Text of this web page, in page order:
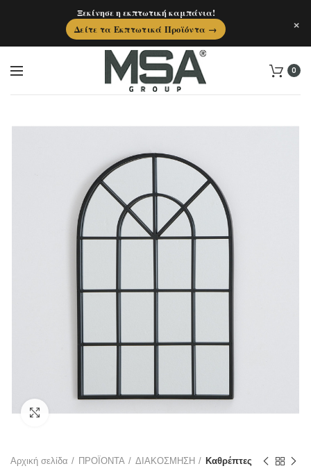
0
Click to enlarge
Αρχική σελίδα ΠΡΟΪΟΝΤΑ ΔΙΑΚΟΣΜΗΣΗ Καθρέπτες
Ξεκίνησε η εκπτωτική καμπάνια!
Δείτε τα Εκπτωτικά Προϊόντα →
×